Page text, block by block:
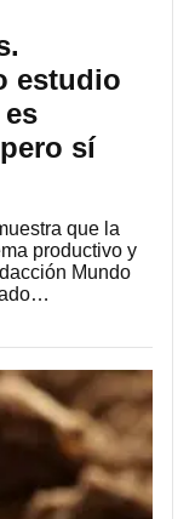
estudio
sí
que la
productivo y
Mundo